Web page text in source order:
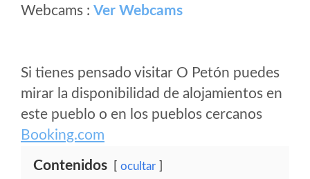
Webcams : Ver Webcams
Si tienes pensado visitar O Petón puedes
mirar la disponibilidad de alojamientos en
este pueblo o en los pueblos cercanos
Booking.com
Contenidos ocultar